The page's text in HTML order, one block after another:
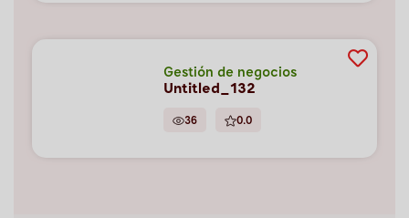
Gestión de negocios
Untitled_132
36 0.0